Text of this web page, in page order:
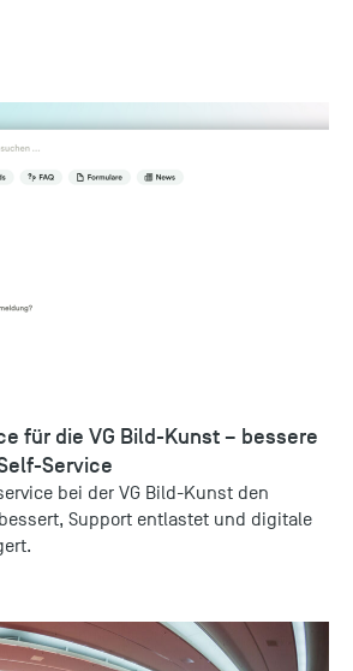
für die VG Bild-Kunst – bessere
Service
bei der VG Bild-Kunst den
Support entlastet und digitale